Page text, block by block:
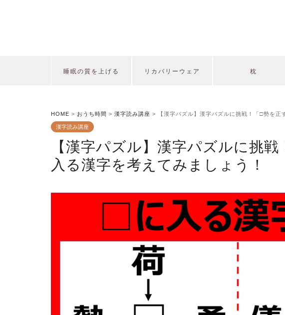
睡眠の質を上げる リカバリーウェア 枕
HOME > おうち時間 > 漢字読み講座 > 【漢字パズル】漢字パズルに挑戦！「□勢を正
漢字読み講座
【漢字パズル】漢字パズルに挑
入る漢字を考えてみましょう！